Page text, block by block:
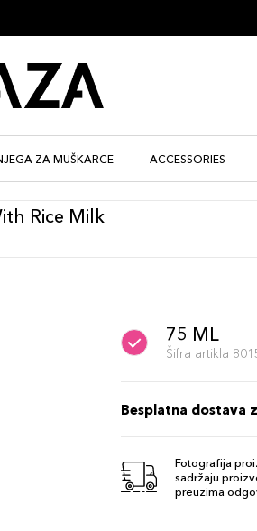
ZA MUŠKARCE ACCESSORIES
Rice Milk
75 ML
Šifra artikla
Besplatna dostava
Fotografija
sadržaju
preuzima